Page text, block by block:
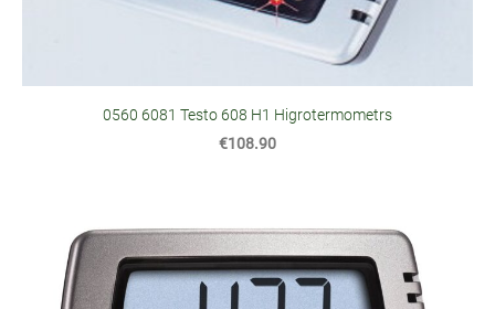
0560 6081 Testo 608 H1 Higrotermometrs
€108.90